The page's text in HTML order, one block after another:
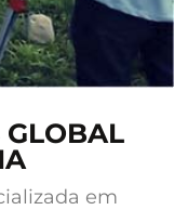
e
do
de
GLOBAL
em